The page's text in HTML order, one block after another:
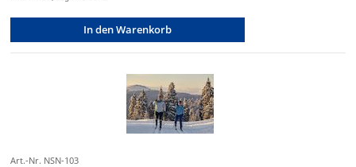
In den Warenkorb
Art.-Nr. NSN-103